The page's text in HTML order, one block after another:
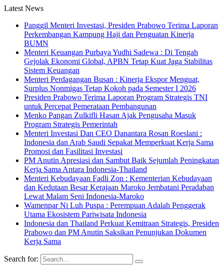
Latest News
Panggil Menteri Investasi, Presiden Prabowo Terima Laporan
Perkembangan Kampung Haji dan Penguatan Kinerja
BUMN
Menteri Keuangan Purbaya Yudhi Sadewa : Di Tengah
Gejolak Ekonomi Global, APBN Tetap Kuat Jaga Stabilitas
Sistem Keuangan
Menteri Perdagangan Busan : Kinerja Ekspor Menguat,
Surplus Nonmigas Tetap Kokoh pada Semester I 2026
Presiden Prabowo Terima Laporan Program Strategis TNI
untuk Percepat Pemerataan Pembangunan
Menko Pangan Zulkifli Hasan Ajak Pengusaha Masuk
Program Strategis Pemerintah
Menteri Investasi Dan CEO Danantara Rosan Roeslani :
Indonesia dan Arab Saudi Sepakat Memperkuat Kerja Sama
Promosi dan Fasilitasi Investasi
PM Anutin Apresiasi dan Sambut Baik Sejumlah Peningkatan
Kerja Sama Antara Indonesia-Thailand
Menteri Kebudayaan Fadli Zon : Kementerian Kebudayaan
dan Kedutaan Besar Kerajaan Maroko Jembatani Peradaban
Lewat Malam Seni Indonesia-Maroko
Wamenpar Ni Luh Puspa : Perempuan Adalah Penggerak
Utama Ekosistem Pariwisata Indonesia
Indonesia dan Thailand Perkuat Kemitraan Strategis, Presiden
Prabowo dan PM Anutin Saksikan Penunjukan Dokumen
Kerja Sama
Search for: